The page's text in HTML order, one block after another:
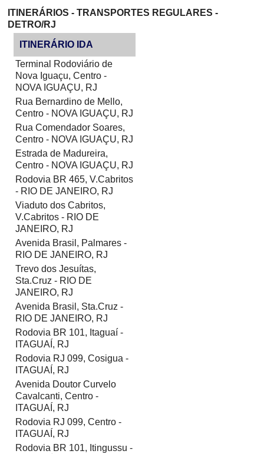
ITINERÁRIOS - TRANSPORTES REGULARES -
DETRO/RJ
ITINERÁRIO IDA
Terminal Rodoviário de
Nova Iguaçu, Centro -
NOVA IGUAÇU, RJ
Rua Bernardino de Mello,
Centro - NOVA IGUAÇU, RJ
Rua Comendador Soares,
Centro - NOVA IGUAÇU, RJ
Estrada de Madureira,
Centro - NOVA IGUAÇU, RJ
Rodovia BR 465, V.Cabritos
- RIO DE JANEIRO, RJ
Viaduto dos Cabritos,
V.Cabritos - RIO DE
JANEIRO, RJ
Avenida Brasil, Palmares -
RIO DE JANEIRO, RJ
Trevo dos Jesuítas,
Sta.Cruz - RIO DE
JANEIRO, RJ
Avenida Brasil, Sta.Cruz -
RIO DE JANEIRO, RJ
Rodovia BR 101, Itaguaí -
ITAGUAÍ, RJ
Rodovia RJ 099, Cosigua -
ITAGUAÍ, RJ
Avenida Doutor Curvelo
Cavalcanti, Centro -
ITAGUAÍ, RJ
Rodovia RJ 099, Centro -
ITAGUAÍ, RJ
Rodovia BR 101, Itingussu -